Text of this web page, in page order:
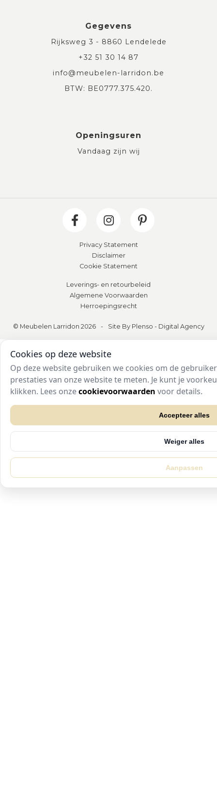
Gegevens
Rijksweg 3 - 8860 Lendelede
+32 51 30 14 87
info@meubelen-larridon.be
BTW: BE0777.375.420.
Openingsuren
Vandaag zijn wij
Privacy Statement
Disclaimer
Cookie Statement
Leverings- en retourbeleid
Algemene Voorwaarden
Herroepingsrecht
© Meubelen Larridon 2026 - Site By Plenso - Digital Agency
Cookies op deze website
Op deze website gebruiken we cookies om de
prestaties van onze website te meten. Je kunt je
klikken. Lees onzecookievoorwaarden voor details.
Accepteer alles
Weiger alles
Aanpassen